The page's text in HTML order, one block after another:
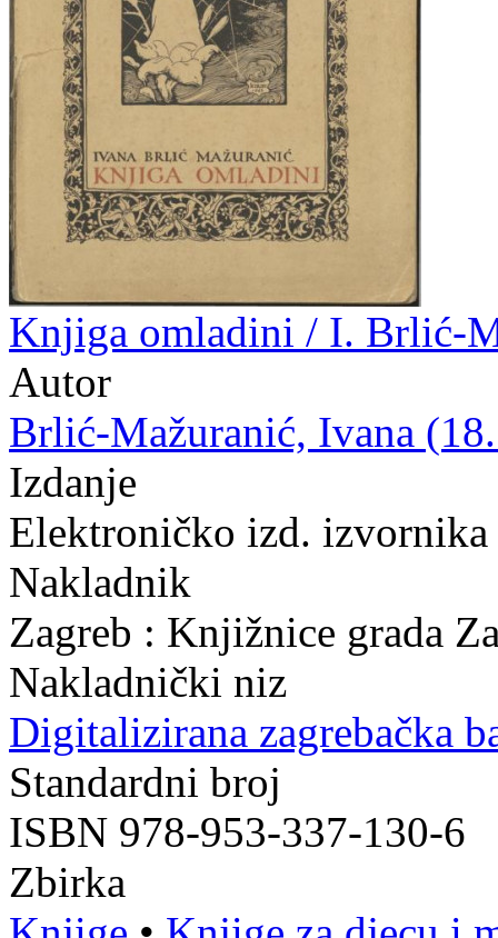
Knjiga omladini / I. Brlić-
Autor
Brlić-Mažuranić, Ivana
Izdanje
Elektroničko izd.
Nakladnik
Zagreb : Knjižnice grada
Nakladnički niz
Digitalizirana zagrebačka
Standardni broj
ISBN 978-953-337-130-6
Zbirka